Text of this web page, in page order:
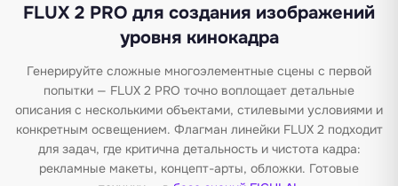
FLUX 2 PRO для создания изображений
уровня кинокадра
Генерируйте сложные многоэлементные сцены с первой
попытки — FLUX 2 PRO точно воплощает детальные
описания с несколькими объектами, стилевыми условиями и
конкретным освещением. Флагман линейки FLUX 2 подходит
для задач, где критична детальность и чистота кадра:
рекламные макеты, концепт-арты, обложки. Готовые